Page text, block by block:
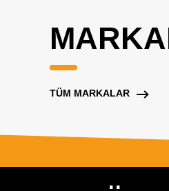
TÜM MARKALAR